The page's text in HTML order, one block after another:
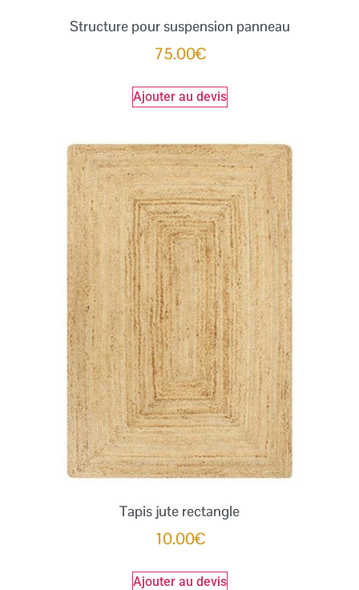
Structure pour suspension panneau
75.00€
Ajouter au devis
Tapis jute rectangle
10.00€
Ajouter au devis